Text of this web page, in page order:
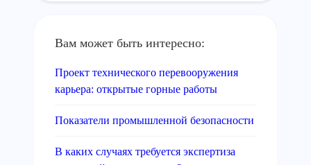
Вам может быть интересно:
Проект технического перевооружения
карьера: открытые горные работы
Показатели промышленной безопасности
В каких случаях требуется экспертиза